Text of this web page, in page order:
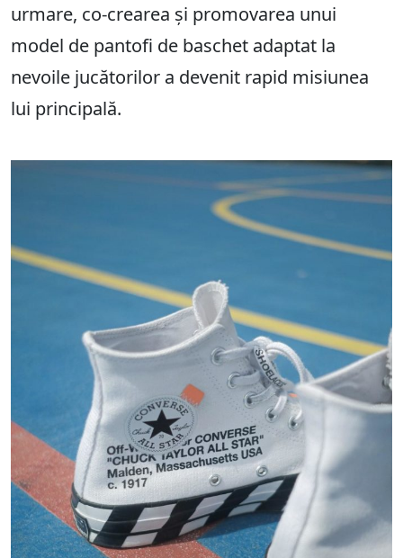
urmare, co-crearea și promovarea unui
model de pantofi de baschet adaptat la
nevoile jucătorilor a devenit rapid misiunea
lui principală.